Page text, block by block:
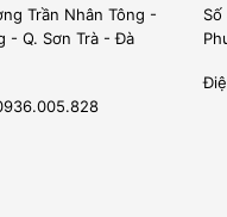
Trần Nhân Tông -
- Q. Sơn Trà - Đà